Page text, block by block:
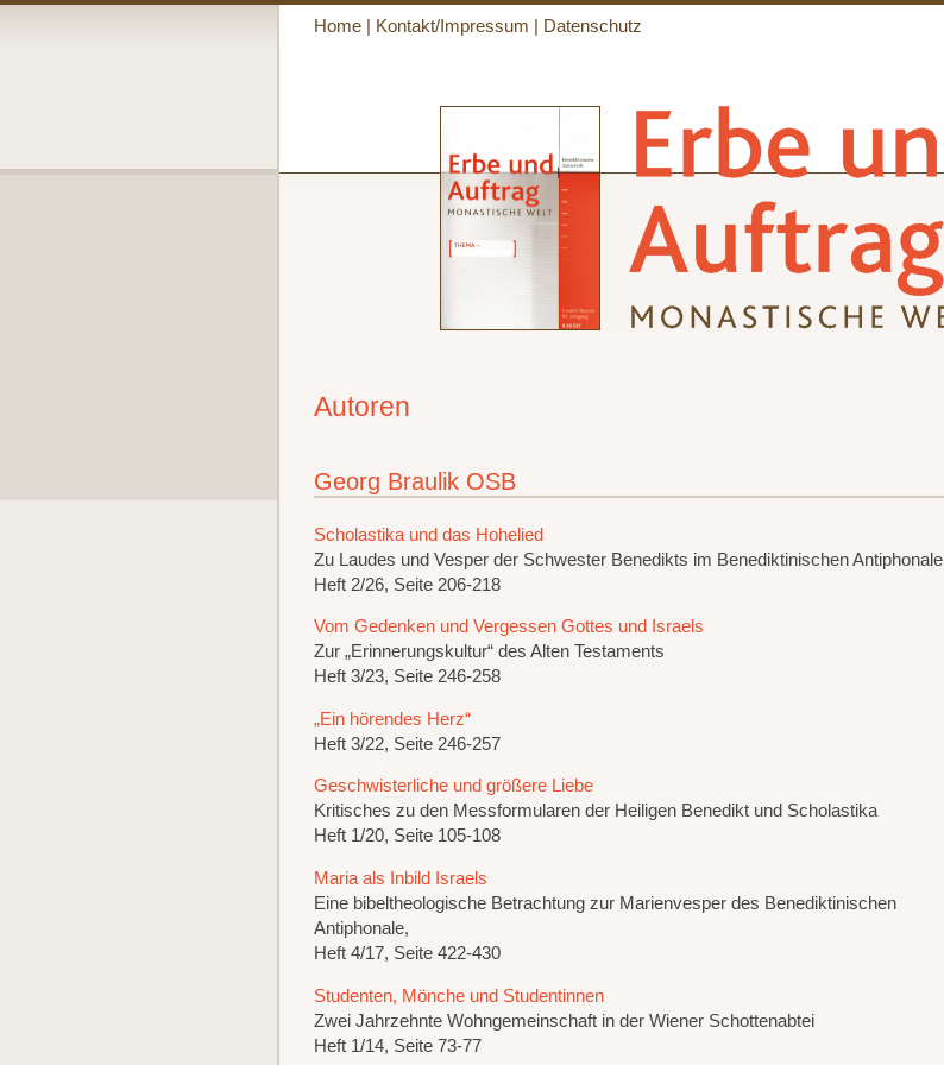
Home| Kontakt/Impressum Datenschutz
Autoren
Georg Braulik OSB
Scholastika und das Hohelied
Zu Laudes und Vesper der Schwester Benedikts im Benediktinischen Antiphonale
Heft 2/26, Seite 206-218
Vom Gedenken und Vergessen Gottes und Israels
Zur „Erinnerungskultur“ des Alten Testaments
Heft 3/23, Seite 246-258
„Ein hörendes Herz“
Heft 3/22, Seite 246-257
Geschwisterliche und größere Liebe
Kritisches zu den Messformularen der Heiligen Benedikt und Scholastika
Heft 1/20, Seite 105-108
Maria als Inbild Israels
Eine bibeltheologische Betrachtung zur Marienvesper des Benediktinischen
Antiphonale,
Heft 4/17, Seite 422-430
Studenten, Mönche und Studentinnen
Zwei Jahrzehnte Wohngemeinschaft in der Wiener Schottenabtei
Heft 1/14, Seite 73-77